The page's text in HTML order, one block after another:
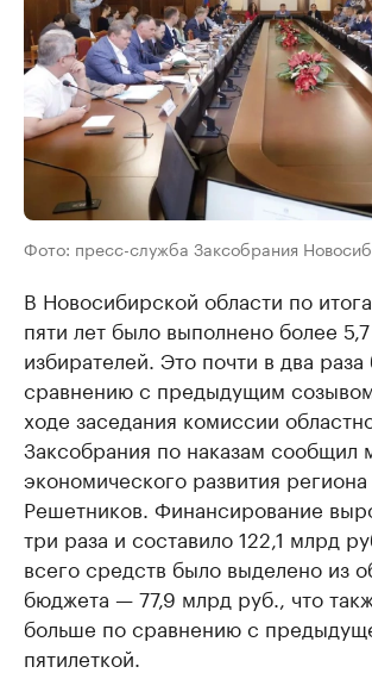
Фото: пресс-служба Заксобрания
В Новосибирской области по
пяти лет было выполнено более
избирателей. Это почти в два
сравнению с предыдущим
ходе заседания комиссии
Заксобрания по наказам сообщил
экономического развития
Решетников. Финансирование
три раза и составило 122,1 млрд
всего средств было выделено из
бюджета — 77,9 млрд руб., что
больше по сравнению с
пятилеткой.